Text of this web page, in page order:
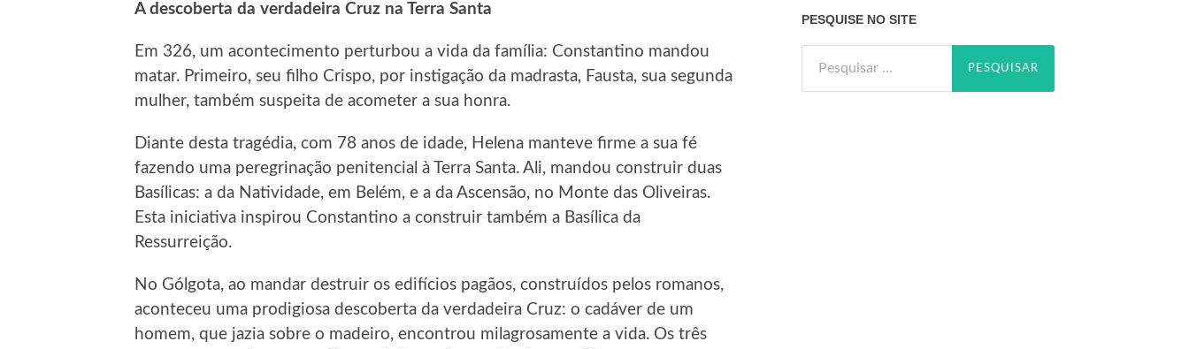
A descoberta da verdadeira Cruz na Terra Santa
Em 326, um acontecimento perturbou a vida da família: Constantino mandou
matar. Primeiro, seu filho Crispo, por instigação da madrasta, Fausta, sua segunda
mulher, também suspeita de acometer a sua honra.
Diante desta tragédia, com 78 anos de idade, Helena manteve firme a sua fé
fazendo uma peregrinação penitencial à Terra Santa. Ali, mandou construir duas
Basílicas: a da Natividade, em Belém, e a da Ascensão, no Monte das Oliveiras.
Esta iniciativa inspirou Constantino a construir também a Basílica da
Ressurreição.
No Gólgota, ao mandar destruir os edifícios pagãos, construídos pelos romanos,
aconteceu uma prodigiosa descoberta da verdadeira Cruz: o cadáver de um
homem, que jazia sobre o madeiro, encontrou milagrosamente a vida. Os três
PESQUISE NO SITE
por: